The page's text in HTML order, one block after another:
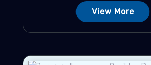
View More